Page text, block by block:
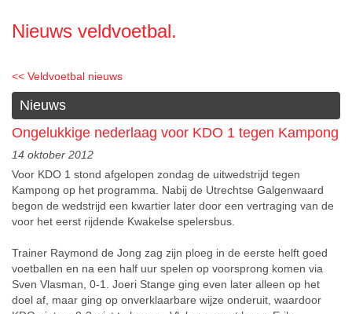
Nieuws veldvoetbal.
<< Veldvoetbal nieuws
Nieuws
Ongelukkige nederlaag voor KDO 1 tegen Kampong
14 oktober 2012
Voor KDO 1 stond afgelopen zondag de uitwedstrijd tegen
Kampong op het programma. Nabij de Utrechtse Galgenwaard
begon de wedstrijd een kwartier later door een vertraging van de
voor het eerst rijdende Kwakelse spelersbus.
Trainer Raymond de Jong zag zijn ploeg in de eerste helft goed
voetballen en na een half uur spelen op voorsprong komen via
Sven Vlasman, 0-1. Joeri Stange ging even later alleen op het
doel af, maar ging op onverklaarbare wijze onderuit, waardoor